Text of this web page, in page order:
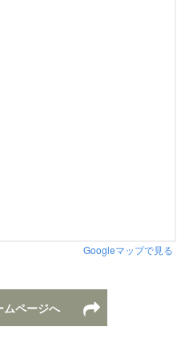
Googleマップで見る
ムページへ